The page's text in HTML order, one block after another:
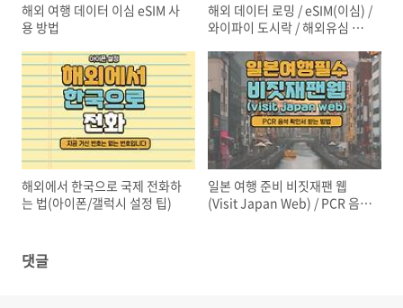
해외 여행 데이터 이심 eSIM 사
용 방법
해외 데이터 로밍 / eSIM(이심) /
와이파이 도시락 / 해외유심 비
해외에서 한국으로 국제 전화하
는 법(아이폰/갤럭시 설정 팁)
일본 여행 준비 비짓재팬 웹
(Visit Japan Web) / PCR 음성
댓글